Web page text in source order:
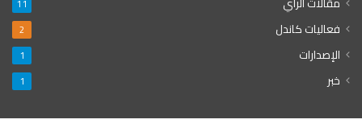
11
فعاليات كاندل 2
الإصدارات 1
خبر 1